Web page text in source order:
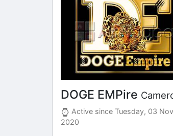
DOGE EMPire
Active sinceTuesday, 03 Nov
2020